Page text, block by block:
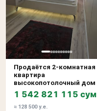
Продаётся 2-комнатная
квартира
высокопотолочный дом
1 542 821 115 сум
≈ 128 500 у.е.